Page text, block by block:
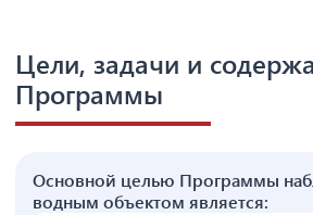
Цели, задачи и
Программы
Основной целью Программы
водным объектом является: